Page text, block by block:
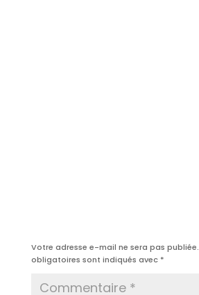
Votre adresse e-mail ne sera pas publiée.
obligatoires sont indiqués avec *